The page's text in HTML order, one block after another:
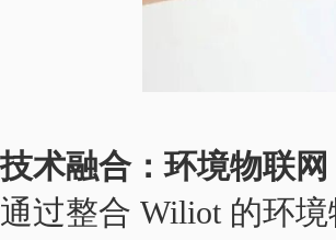
技术融合：环境物联
通过整合 Wiliot 的环